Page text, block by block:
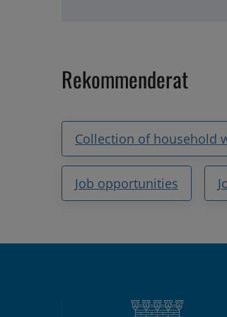
Rekommenderat
Collection of household
Job opportunities